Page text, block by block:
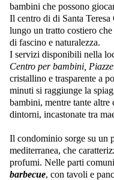
bambini che possono
Il centro di di Santa
lungo un tratto costiero
di fascino e naturalezza.
I servizi disponibili nella
Centro per bambini,
cristallino e trasparente a
minuti si raggiunge la
bambini, mentre tante altre
dintorni, incastonate tra
Il condominio sorge su un
mediterranea, che
profumi. Nelle parti
barbecue, con tavoli e